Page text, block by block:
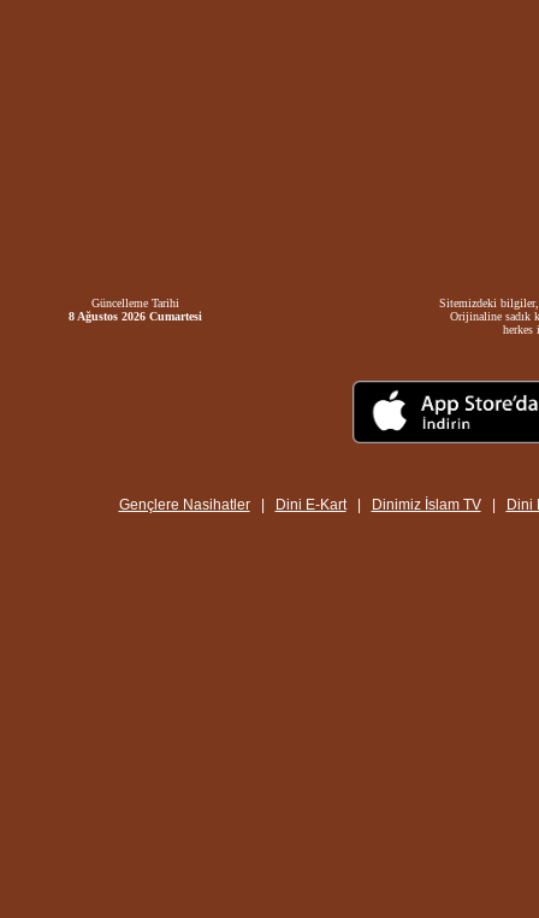
Güncelleme Tarihi
8 Ağustos 2026 Cumartesi
Sitemizdeki bilgiler,
Orijinaline sadık
herkes
Gençlere Nasihatler| Dini E-Kart| Dinimiz İslam TV| Dini